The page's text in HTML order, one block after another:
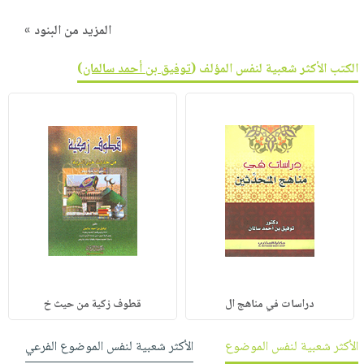
المزيد من البنود »
الكتب الأكثر شعبية لنفس المؤلف (توفيق بن أحمد سالمان)
دراسات في مناهج ال قطوف زكية من حيث خ
الأكثر شعبية لنفس الموضوع الأكثر شعبية لنفس الموضوع الفرعي